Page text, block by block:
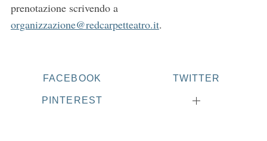
prenotazione scrivendo a
organizzazione@redcarpetteatro.it.
FACEBOOK TWITTER
PINTEREST